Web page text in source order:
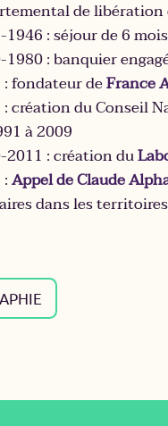
le meilleur témoin
de libération
1946 : séjour de 6
1980 : banquier
: fondateur deFrance
: création du Conseil
à 2009
2011 : création du
Appel de Claude
dans les territoires